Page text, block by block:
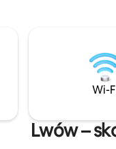
w
i
Wi-
Lwów –